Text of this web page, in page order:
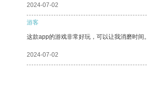
2024-07-02
游客
这款app的游戏非常好玩，可以让我消磨时间。
2024-07-02